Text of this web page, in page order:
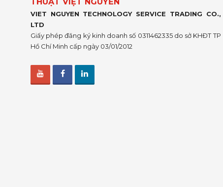
VIET NGUYEN TECHNOLOGY SERVICE TRADING CO.,
LTD
Giấy phép đăng ký kinh doanh số 0311462335 do sở KHĐT TP
Hồ Chí Minh cấp ngày 03/01/2012